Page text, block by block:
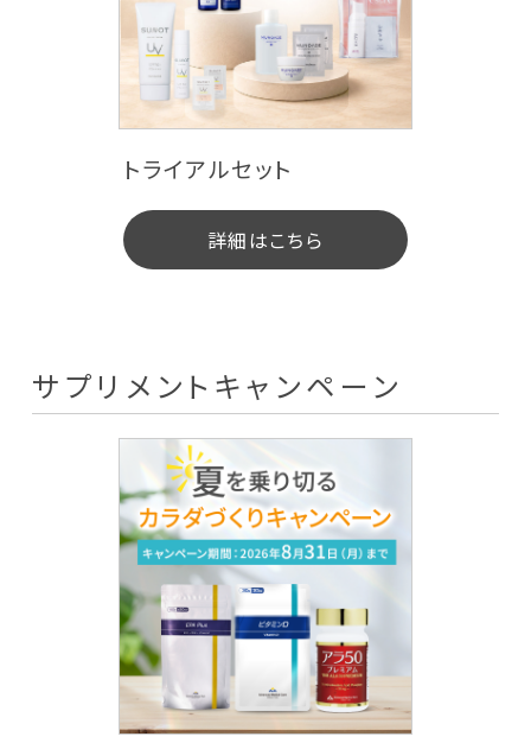
商品一覧（カテゴリ別）
スキンケア
スキンケアプレミアム
至福のグルメ
ザ・カハラ バスアメニティー
女性のセルフケア
ご利用ガイド
トライアルセット
詳細はこちら
サプリメントキャンペーン